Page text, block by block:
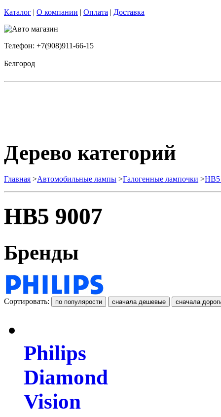
Каталог | О компании | Оплата | Доставка
Телефон: +7(908)911-66-15
Белгород
Дерево категорий
Главная >Автомобильные лампы >Галогенные лампочки >HB5
HB5 9007
Бренды
Сортировать:
Philips
Diamond
Vision